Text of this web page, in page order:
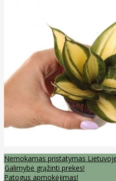
Nemokamas pristatymas
Galimybė grąžinti prekes!
Patogus apmokėjimas!